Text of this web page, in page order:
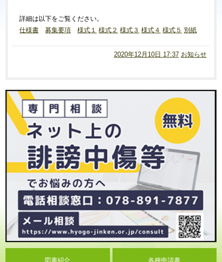
詳細は以下をご覧ください。
仕様書
募集要項 様式１ 様式２ 様式３ 様式４ 様式５ 別紙
2020年12月10日 17:37 お知らせ
図書紹介 各種申請書